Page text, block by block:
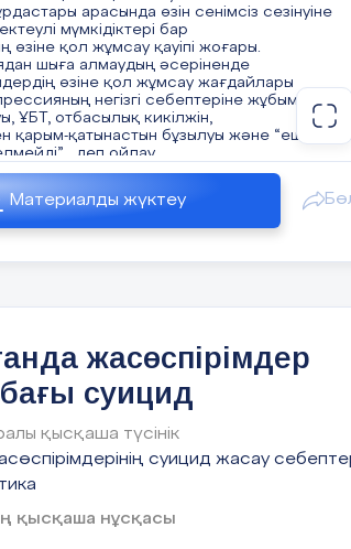
арасында өзін сенімсіз сезінуіне
мүмкідіктері бар
өзіне қол жұмсау қауіпі жоғары.
шыға алмаудың әсеріненде
өзіне қол жұмсау жағдайлары
негізгі себептеріне жұбымен
ҰБТ, отбасылық кикілжін,
қарым-қатынастын бұзылуы және “ешкім
, деп ойлау.
қарым-қатынас немесе отбасылық
көп балада атаанасымен
Себебі бала өсіп , ойы өзгеріп,көптеген
пайда болады. Соның салдарынан бала
көреді. Оның себебі-бала отбасындағы
Зерттеулер бойынша еліміздегі
5-15 жас
балалар ата-анасының некесі кемінде 3
Негізінде
барғаны туралы жиі
балаларда психикалық ауру белгілерінің
тарапынан қысым және
тіл табыса алмауы немесе тұйық болуы.
Материалды жүктеу
жасөспірімдер
суицид
қысқаша түсінік
суицид жасау
қысқаша нұсқасы